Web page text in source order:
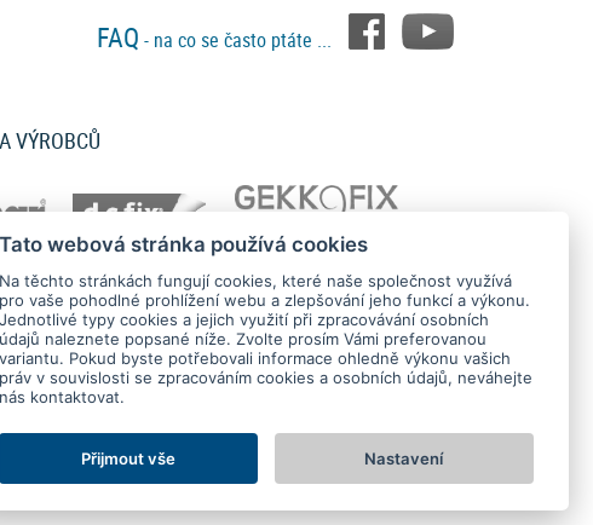
FAQ - na co se často ptáte ...
VÝROBCŮ
osobních údajů O nás Nastavení Cookies
Tato webová stránka používá cookies
Na těchto stránkách fungují cookies, které naše společnost využívá
pro vaše pohodlné prohlížení webu a zlepšování jeho funkcí a výkonu.
Jednotlivé typy cookies a jejich využití při zpracovávání osobních
údajů naleznete popsané níže. Zvolte prosím Vámi preferovanou
variantu. Pokud byste potřebovali informace ohledně výkonu vašich
práv v souvislosti se zpracováním cookies a osobních údajů, neváhejte
nás kontaktovat.
Přijmout vše Nastavení